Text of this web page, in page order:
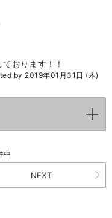
おります！！
by 2019年01月31日 (木)
中
NEXT